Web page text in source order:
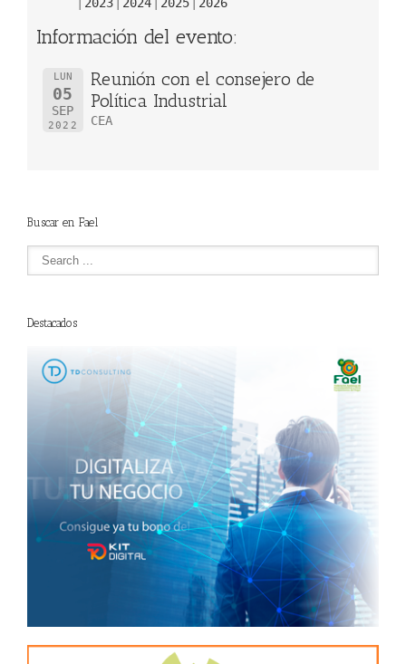
2023 2024 2025 2026
Información del evento:
LUN
05
SEP
2022
Reunión con el consejero de
Política Industrial
CEA
Buscar en Fael
Destacados